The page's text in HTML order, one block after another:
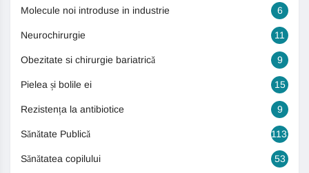
Molecule noi introduse in industrie 6
Neurochirurgie 11
Obezitate si chirurgie bariatrică 9
Pielea și bolile ei 15
Rezistența la antibiotice 9
Sănătate Publică 1131
Sănătatea copilului 53